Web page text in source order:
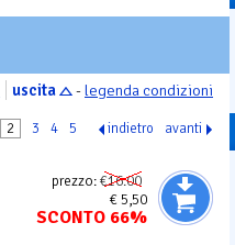
uscita -legenda condizioni
2 3 4 5 indietro avanti
prezzo:€16.00
€ 5,50
SCONTO 66%